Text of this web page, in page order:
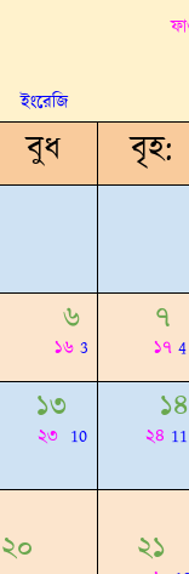
ফাগুন-
ইংরেজি
বুধ বৃহ:
৬
১৬3
৭
১৭ 4
১৩
২৩ 10
১৪
২৪ 11
২০ ২১